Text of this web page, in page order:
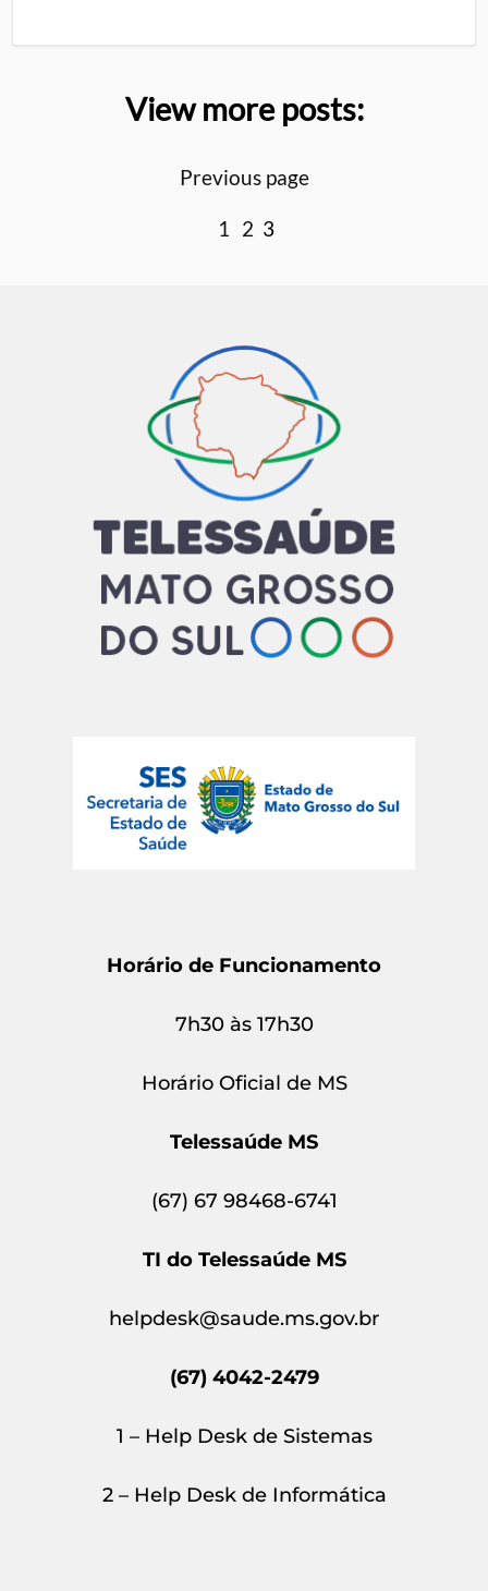
View more posts:
Previous page
1 2 3
Horário de Funcionamento
7h30 às 17h30
Horário Oficial de MS
Telessaúde MS
(67) 67 98468-6741
TI do Telessaúde MS
helpdesk@saude.ms.gov.br
(67) 4042-2479
1 – Help Desk de Sistemas
2 – Help Desk de Informática